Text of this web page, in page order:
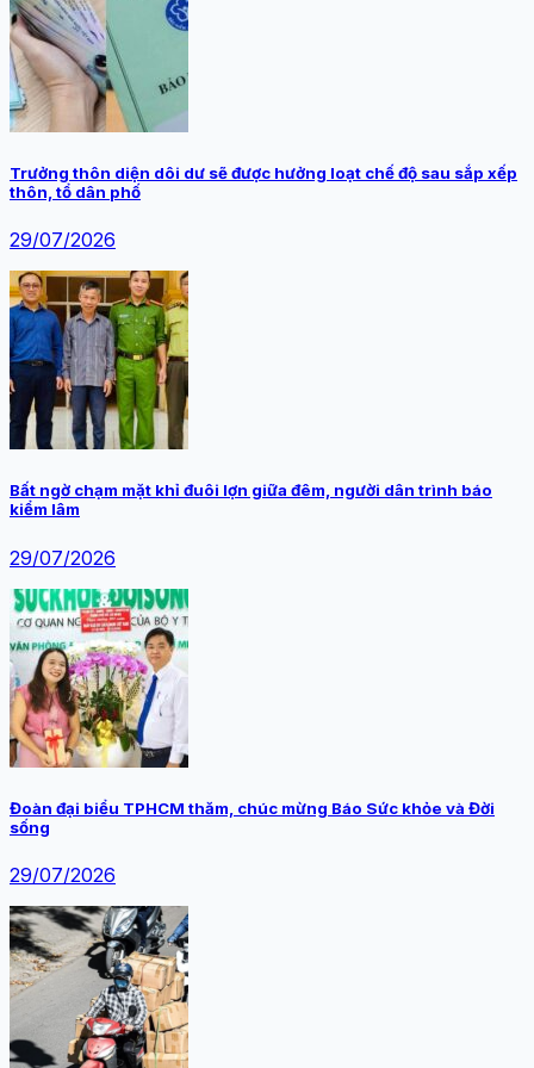
Trưởng thôn diện dôi dư sẽ được hưởng loạt chế độ sau sắp xếp
thôn, tổ dân phố
29/07/2026
Bất ngờ chạm mặt khỉ đuôi lợn giữa đêm, người dân trình báo
kiểm lâm
29/07/2026
Đoàn đại biểu TPHCM thăm, chúc mừng Báo Sức khỏe và Đời
sống
29/07/2026